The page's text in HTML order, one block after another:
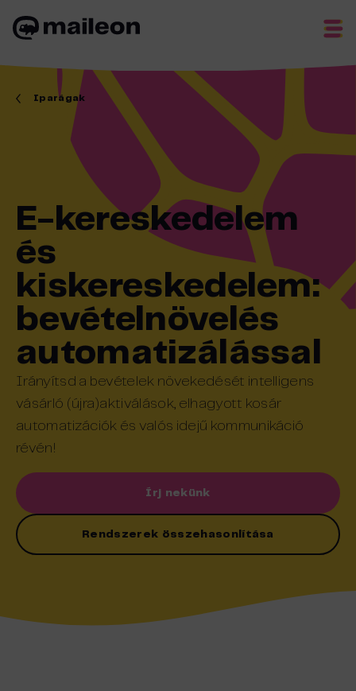
Iparágak
E-kereskedelem
és
kiskereskedelem:
bevételnövelés
automatizálással
Irányítsd a bevételek növekedését intelligens
vásárló (újra)aktiválások, elhagyott kosár
automatizációk és valós idejű kommunikáció
révén!
Írj nekünk
Rendszerek összehasonlítása